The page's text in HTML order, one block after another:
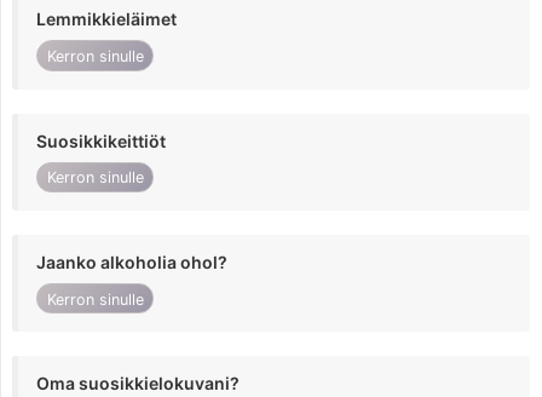
Lemmikkieläimet
Kerron sinulle
Suosikkikeittiöt
Kerron sinulle
Jaanko alkoholia ohol?
Kerron sinulle
Oma suosikkielokuvani?